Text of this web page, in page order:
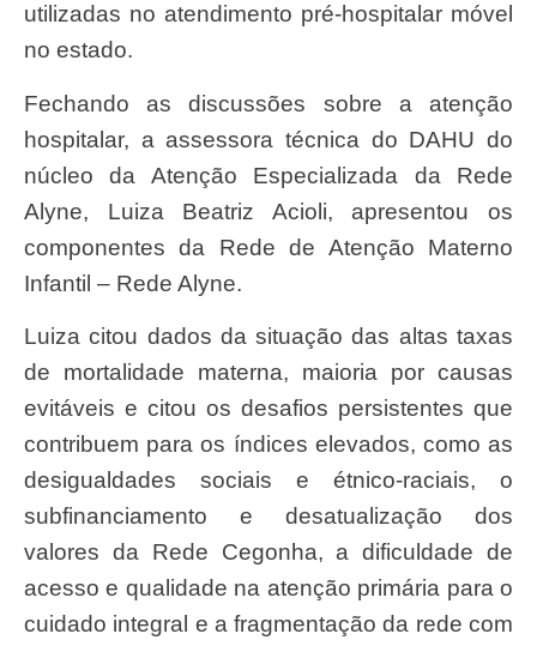
utilizadas no atendimento pré-hospitalar móvel
no estado.
Fechando as discussões sobre a atenção
hospitalar, a assessora técnica do DAHU do
núcleo da Atenção Especializada da Rede
Alyne, Luiza Beatriz Acioli, apresentou os
componentes da Rede de Atenção Materno
Infantil – Rede Alyne.
Luiza citou dados da situação das altas taxas
de mortalidade materna, maioria por causas
evitáveis e citou os desafios persistentes que
contribuem para os índices elevados, como as
desigualdades sociais e étnico-raciais, o
subfinanciamento e desatualização dos
valores da Rede Cegonha, a dificuldade de
acesso e qualidade na atenção primária para o
cuidado integral e a fragmentação da rede com